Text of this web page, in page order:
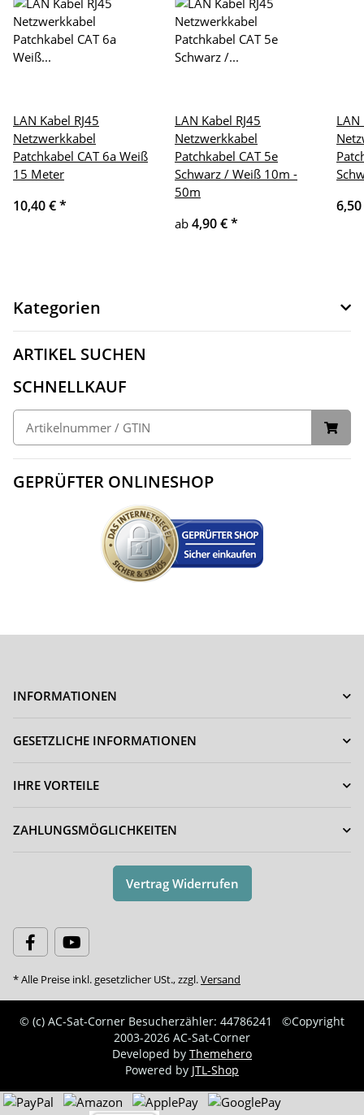
LAN Kabel RJ45
Netzwerkkabel
Patchkabel CAT 6a Weiß
15 Meter
10,40 €*
LAN Kabel RJ45
Netzwerkkabel
Patchkabel CAT 5e
Schwarz / Weiß 10m -
50m
ab 4,90 €*
LAN
Kategorien
ARTIKEL SUCHEN
SCHNELLKAUF
GEPRÜFTER ONLINESHOP
INFORMATIONEN
GESETZLICHE INFORMATIONEN
IHRE VORTEILE
ZAHLUNGSMÖGLICHKEITEN
Vertrag Widerrufen
* Alle Preise inkl. gesetzlicher USt., zzgl.Versand
© (c) AC-Sat-Corner Besucherzähler: 44786241
©Copyright
2003-2026 AC-Sat-Corner
Developed by Themehero
Powered by JTL-Shop